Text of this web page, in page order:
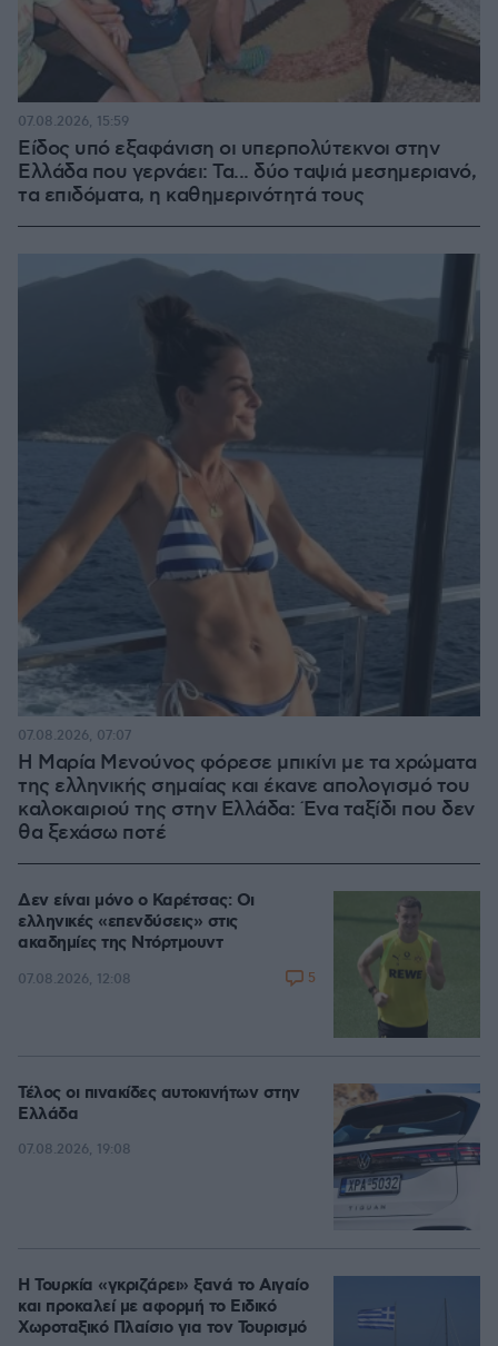
Είδος υπό εξαφάνιση οι υπερπολύτεκνοι στην
Ελλάδα που γερνάει: Τα... δύο ταψιά μεσημεριανό,
τα επιδόματα, η καθημερινότητά τους
07.08.2026, 15:59
Η Μαρία Μενούνος φόρεσε μπικίνι με τα χρώματα
της ελληνικής σημαίας και έκανε απολογισμό του
καλοκαιριού της στην Ελλάδα: Ένα ταξίδι που δεν
θα ξεχάσω ποτέ
07.08.2026, 07:07
Δεν είναι μόνο ο Καρέτσας: Οι
ελληνικές «επενδύσεις» στις
ακαδημίες της Ντόρτμουντ
07.08.2026, 12:08 5
Τέλος οι πινακίδες αυτοκινήτων στην
Ελλάδα
07.08.2026, 19:08
Η Τουρκία «γκριζάρει» ξανά το Αιγαίο
και προκαλεί με αφορμή το Ειδικό
Χωροταξικό Πλαίσιο για τον Τουρισμό